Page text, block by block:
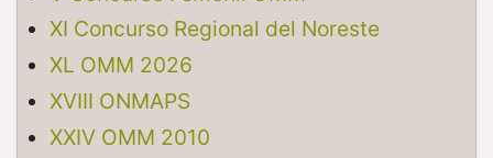
XI Concurso Regional del Noreste
XL OMM 2026
XVIII ONMAPS
XXIV OMM 2010